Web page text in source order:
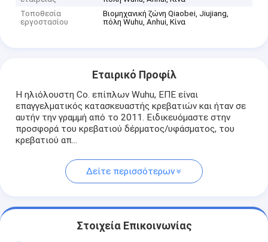
Τοποθεσία
εργοστασίου
Βιομηχανική ζώνη Qiaobei, Jiujiang,
πόλη Wuhu, Anhui, Κίνα
Εταιρικό Προφίλ
Η ηλιόλουστη Co. επίπλων Wuhu, ΕΠΕ είναι
επαγγελματικός κατασκευαστής κρεβατιών και ήταν σε
αυτήν την γραμμή από το 2011. Ειδικευόμαστε στην
προσφορά του κρεβατιού δέρματος/υφάσματος, του
κρεβατιού απ...
Δείτε περισσότερων
Στοιχεία Επικοινωνίας